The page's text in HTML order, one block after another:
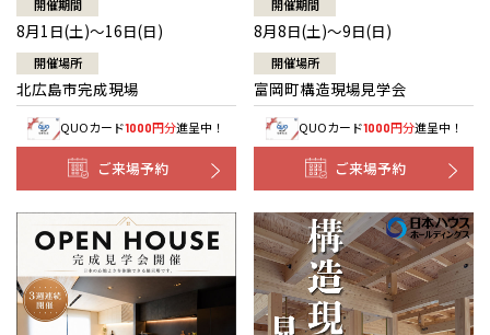
企業理念
会社概要
事業部紹介
IR情報
木材調達指針
グループ会社紹介
開催期間
8月1日(土)～16日(日)
開催場所
北広島市完成現場
QUOカード1000円分進呈中！
ご来場予約
開催期間
8月8日(土)～9日(日)
開催場所
富岡町構造現場見学会
QUOカード1000円分進呈中！
ご来場予約